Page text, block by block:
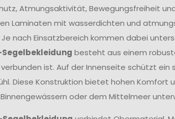
Atmungsaktivität, Bewegungsfreiheit
Laminaten mit wasserdichten und
nach Einsatzbereich kommen dabei
besteht aus einem
ist. Auf der Innenseite schützt
Diese Konstruktion bietet hohen Komfort
oder dem Mittelmeer